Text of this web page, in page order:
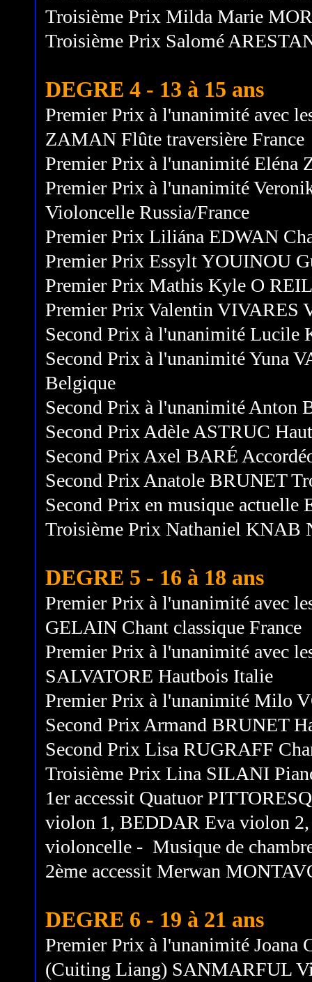
Troisième Prix Milda Marie
Troisième Prix Salomé
DEGRE 4 - 13 à 15 ans
Premier Prix à l'unanimité avec
ZAMAN Flûte traversière France
Premier Prix à l'unanimité Eléna
Premier Prix à l'unanimité
Violoncelle Russia/France
Premier Prix Liliána EDWAN
Premier Prix Essylt YOUINOU
Premier Prix Mathis Kyle O
Premier Prix Valentin VIVARES
Second Prix à l'unanimité Lucile
Second Prix à l'unanimité Yuna
Belgique
Second Prix à l'unanimité Anton
Second Prix Adèle ASTRUC
Second Prix Axel BARÉ
Second Prix Anatole BRUNET
Second Prix en musique
Troisième Prix Nathaniel KNAB
DEGRE 5 - 16 à 18 ans
Premier Prix à l'unanimité avec
GELAIN Chant classique France
Premier Prix à l'unanimité avec
SALVATORE Hautbois Italie
Premier Prix à l'unanimité Milo
Second Prix Armand BRUNET
Second Prix Lisa RUGRAFF
Troisième Prix Lina SILANI
1er accessit Quatuor
violon 1, BEDDAR Eva violon
violoncelle - Musique de
2ème accessit Merwan
DEGRE 6 - 19 à 21 ans
Premier Prix à l'unanimité Joana
(Cuiting Liang) SANMARFUL